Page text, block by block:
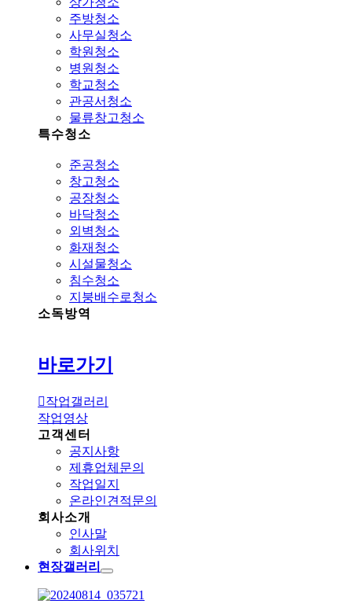
주방청소
사무실청소
학원청소
병원청소
학교청소
관공서청소
물류창고청소
특수청소
준공청소
창고청소
공장청소
바닥청소
외벽청소
화재청소
시설물청소
침수청소
지붕배수로청소
소독방역
바로가기
작업갤러리
작업영상
고객센터
공지사항
제휴업체문의
작업일지
온라인견적문의
회사소개
인사말
회사위치
현장갤러리